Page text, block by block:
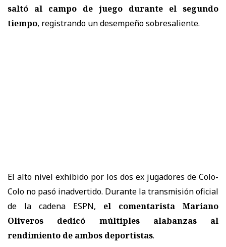
saltó al campo de juego durante el segundo
tiempo, registrando un desempeño sobresaliente.
El alto nivel exhibido por los dos ex jugadores de Colo-
Colo no pasó inadvertido. Durante la transmisión oficial
de la cadena ESPN, el comentarista Mariano
Oliveros dedicó múltiples alabanzas al
rendimiento de ambos deportistas.